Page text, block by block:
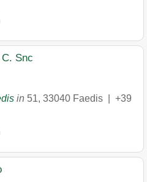
Snc
in 51, 33040 Faedis
+39